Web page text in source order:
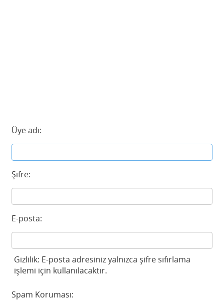
Üye adı:
Şifre:
E-posta:
Gizlilik: E-posta adresiniz yalnızca şifre sıfırlama
işlemi için kullanılacaktır.
Spam Koruması: